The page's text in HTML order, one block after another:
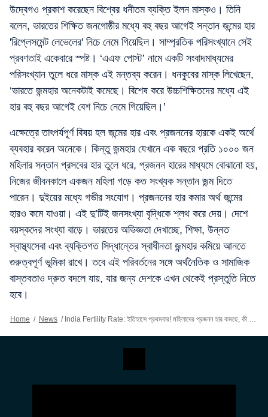
উদ্বেগও প্রকাশ করেছেন বিশ্বের ধনীতম ব্যক্তি ইলন মাস্কও। তিনি
বলেন, ভারতের শিক্ষিত জনগোষ্ঠীর মধ্যে বহু বছর আগেই সন্তান জন্মের হার
'রিপ্লেসমেন্ট লেভেলের' নিচে নেমে গিয়েছিল। সাম্প্রতিক পরিসংখ্যানে সেই
প্রবণতাই একেবারে স্পষ্ট। ‘এএফ পোস্ট’ নামে একটি সংবাদমাধ্যমের
পরিসংখ্যান তুলে ধরে মাস্ক এই মন্তব্য করেন। ধনকুবের মাস্ক লিখেছেন,
‘ভারতে জন্মহার অনেকটাই কমেছে। বিশেষ করে উচ্চশিক্ষিতদের মধ্যে এই
হার বহু বছর আগেই বেশ নিচে নেমে গিয়েছিল।’
এক্ষেত্রে তাৎপর্যপূর্ণ বিষয় হল জন্মের হার এবং প্রজননের হারকে একই অর্থে
ব্যবহার করেন অনেকে। কিন্তু জন্মহার যেখানে এক বছরে প্রতি ১০০০ জন
মহিলার সন্তান প্রসবের হার তুলে ধরে, প্রজনন হারের মাধ্যমে বোঝানো হয়,
নিজের জীবনকালে একজন মহিলা গড়ে কত সংখ্যক সন্তান জন্ম দিতে
পারেন। দুইয়ের মধ্যে গভীর সংযোগ। প্রজননের হার কমার অর্থ জন্মের
হারও কমে যাওয়া। এই দু’টিই জনসংখ্যা বৃদ্ধিকে শ্লথ করে দেয়। দেশে
বয়স্কদের সংখ্যা বাড়ে। ভারতের অভিজ্ঞতা দেখাচ্ছে, শিক্ষা, উন্নত
স্বাস্থ্যসেবা এবং ব্যক্তিগত সিদ্ধান্তের স্বাধীনতা জন্মহার কমিয়ে আনতে
গুরুত্বপূর্ণ ভূমিকা রাখে। তবে এই পরিবর্তনের সঙ্গে অর্থনৈতিক ও সামাজিক
বাস্তবতাও দ্রুত বদলে যায়, যার জন্য দেশকে এখন থেকেই প্রস্তুতি নিতে
হবে।
Home / News / India Fertility Rate: ইতিহাসে প্রথমবার! মহিলাদের প্রজনন হার কমছে, কী অপেক্ষা করছে ভারতের জন্য? উদ্বিগ মাস্ক